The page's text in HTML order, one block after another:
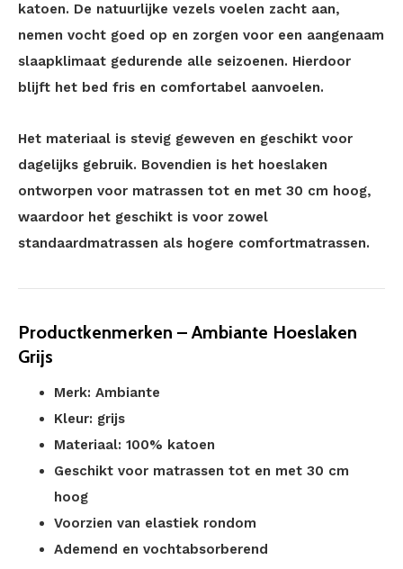
katoen. De natuurlijke vezels voelen zacht aan,
nemen vocht goed op en zorgen voor een aangenaam
slaapklimaat gedurende alle seizoenen. Hierdoor
blijft het bed fris en comfortabel aanvoelen.
Het materiaal is stevig geweven en geschikt voor
dagelijks gebruik. Bovendien is het hoeslaken
ontworpen voor matrassen tot en met 30 cm hoog,
waardoor het geschikt is voor zowel
standaardmatrassen als hogere comfortmatrassen.
Productkenmerken – Ambiante Hoeslaken
Grijs
Merk: Ambiante
Kleur: grijs
Materiaal: 100% katoen
Geschikt voor matrassen tot en met 30 cm
hoog
Voorzien van elastiek rondom
Ademend en vochtabsorberend